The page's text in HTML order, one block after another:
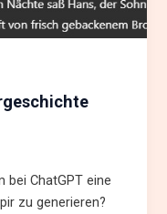
bei ChatGPT eine
zu generieren?